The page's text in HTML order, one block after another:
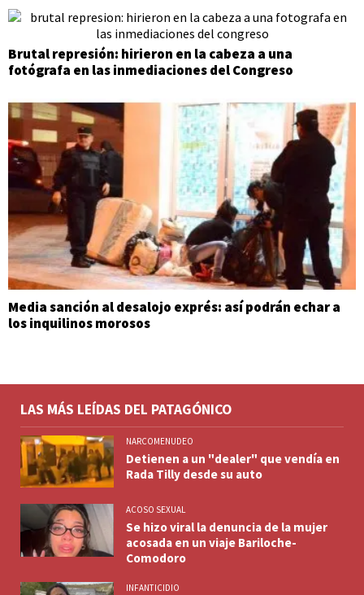
Brutal represión: hirieron en la cabeza a una
fotógrafa en las inmediaciones del Congreso
Media sanción al desalojo exprés: así podrán echar a
los inquilinos morosos
LAS MÁS LEÍDAS DEL PATAGÓNICO
NARCOMENUDEO
Detienen a un "dealer" que vendía en
Rada Tilly desde su auto
ACOSO SEXUAL
Se hizo viral la denuncia de la mujer
acosada en un viaje Bariloche-
Comodoro
INFANTICIDIO